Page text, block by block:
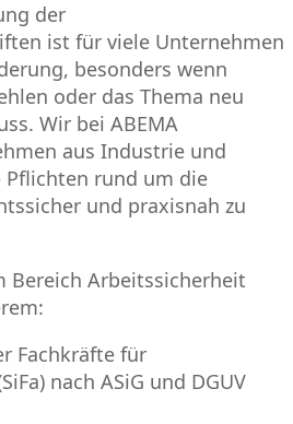
der
ist für viele Unternehmen
besonders wenn
oder das Thema neu
Wir bei ABEMA
aus Industrie und
Pflichten rund um die
und praxisnah zu
Bereich Arbeitssicherheit
Fachkräfte für
nach ASiG und DGUV